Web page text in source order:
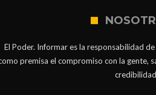
El Poder. Informar es la responsabilidad
premisa el compromiso con la gente,
credibilidad